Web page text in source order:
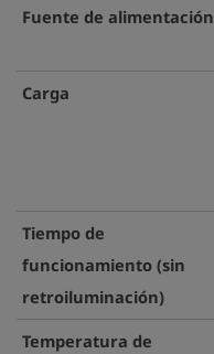
Fuente de alimentación
Carga
Tiempo de
funcionamiento (sin
retroiluminación)
Temperatura de